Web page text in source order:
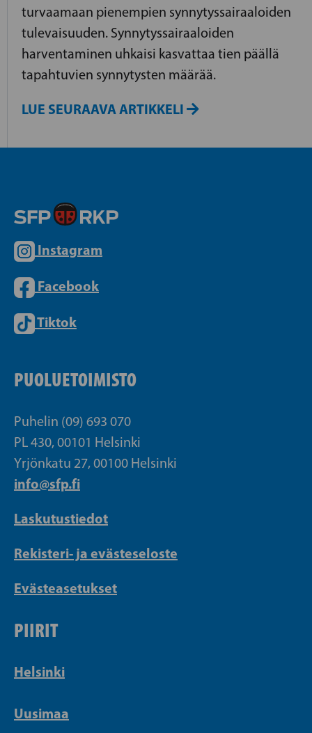
turvaamaan pienempien synnytyssairaaloiden
tulevaisuuden. Synnytyssairaaloiden
harventaminen uhkaisi kasvattaa tien päällä
tapahtuvien synnytysten määrää.
LUE SEURAAVA ARTIKKELI
Instagram
Facebook
Tiktok
PUOLUETOIMISTO
Puhelin (09) 693 070
PL 430, 00101 Helsinki
Yrjönkatu 27, 00100 Helsinki
info@sfp.fi
Laskutustiedot
Rekisteri- ja evästeseloste
Evästeasetukset
PIIRIT
Helsinki
Uusimaa